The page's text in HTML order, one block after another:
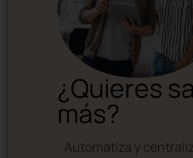
¿Quieres
más?
Automatiza y